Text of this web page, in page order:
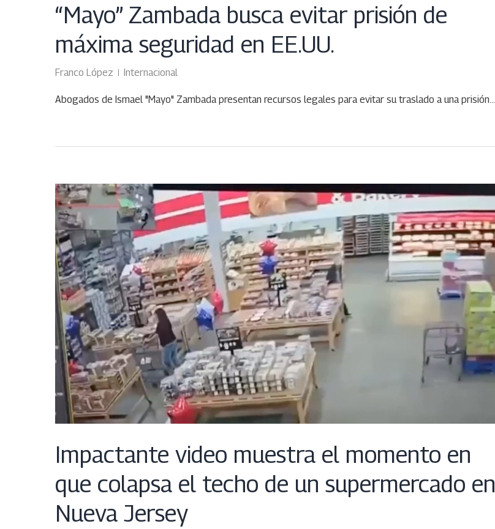
“Mayo” Zambada busca evitar prisión de
máxima seguridad en EE.UU.
Franco López Internacional
Abogados de Ismael "Mayo" Zambada presentan recursos legales para evitar su traslado a una prisión…
JUL
08
Impactante video muestra el momento en
que colapsa el techo de un supermercado en
Nueva Jersey